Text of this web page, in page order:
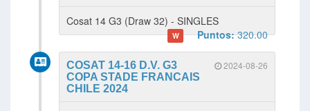
Cosat 14 G3 (Draw 32) - SINGLES
W Puntos:320.00
2024-08-26
COSAT 14-16 D.V. G3
COPA STADE FRANCAIS
CHILE 2024